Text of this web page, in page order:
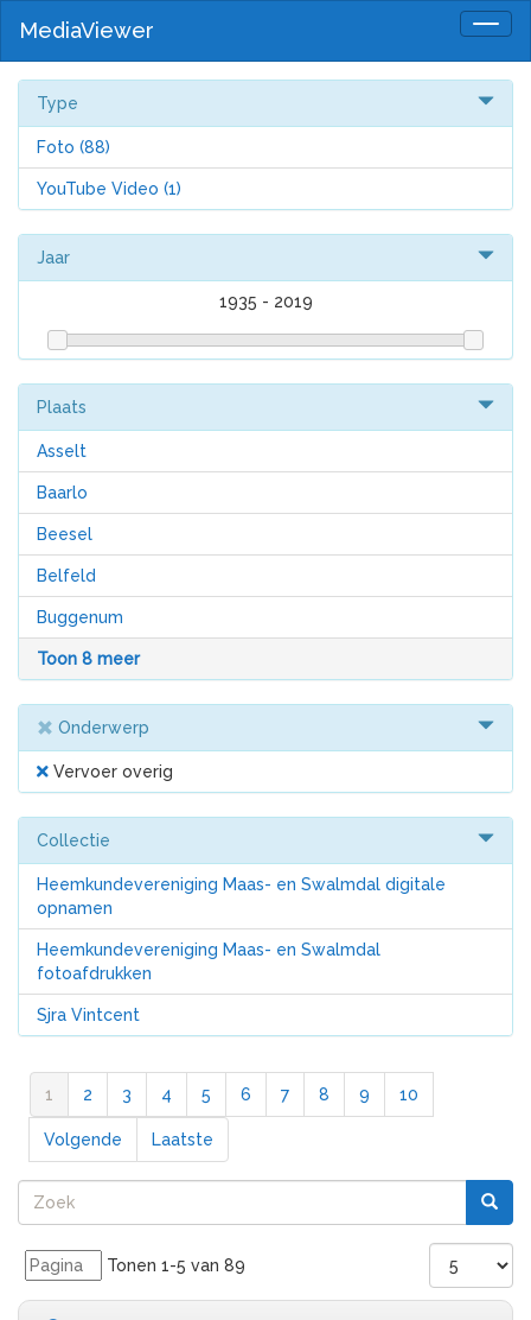
MediaViewer
Type
Foto (88)
YouTube Video (1)
Jaar
1935 - 2019
Plaats
Asselt
Baarlo
Beesel
Belfeld
Buggenum
Toon 8 meer
Onderwerp
Vervoer overig
Collectie
Heemkundevereniging Maas- en Swalmdal digitale
opnamen
Heemkundevereniging Maas- en Swalmdal
fotoafdrukken
Sjra Vintcent
1 2 3 4 5 6 7 8 9 10
Volgende Laatste
Tonen 1-5 van 89